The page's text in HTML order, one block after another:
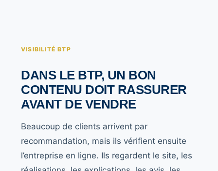
VISIBILITÉ BTP
DANS LE BTP, UN BON
CONTENU DOIT RASSURER
AVANT DE VENDRE
Beaucoup de clients arrivent par
recommandation, mais ils vérifient ensuite
l’entreprise en ligne. Ils regardent le site, les